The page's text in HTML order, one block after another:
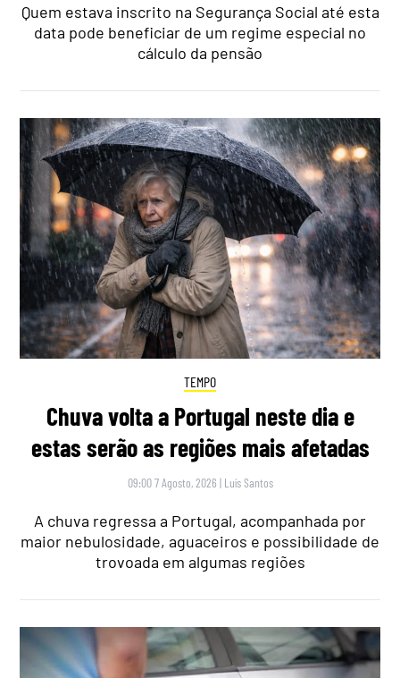
Quem estava inscrito na Segurança Social até esta
data pode beneficiar de um regime especial no
cálculo da pensão
TEMPO
Chuva volta a Portugal neste dia e
estas serão as regiões mais afetadas
09:00 7 Agosto, 2026 | Luís Santos
A chuva regressa a Portugal, acompanhada por
maior nebulosidade, aguaceiros e possibilidade de
trovoada em algumas regiões